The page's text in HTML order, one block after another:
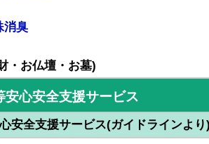
消臭
・お仏壇・お墓)
安心安全支援サービス
安全支援サービス(ガイドラインより